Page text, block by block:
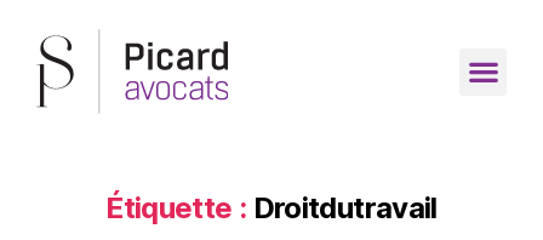
Étiquette : Droitdutravail